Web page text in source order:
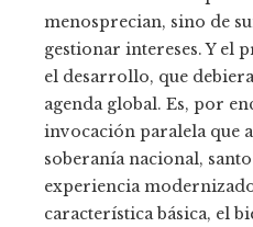
menosprecian, sino de
gestionar intereses. Y el
el desarrollo, que
agenda global. Es, por
invocación paralela que
soberanía nacional,
experiencia
característica básica, el